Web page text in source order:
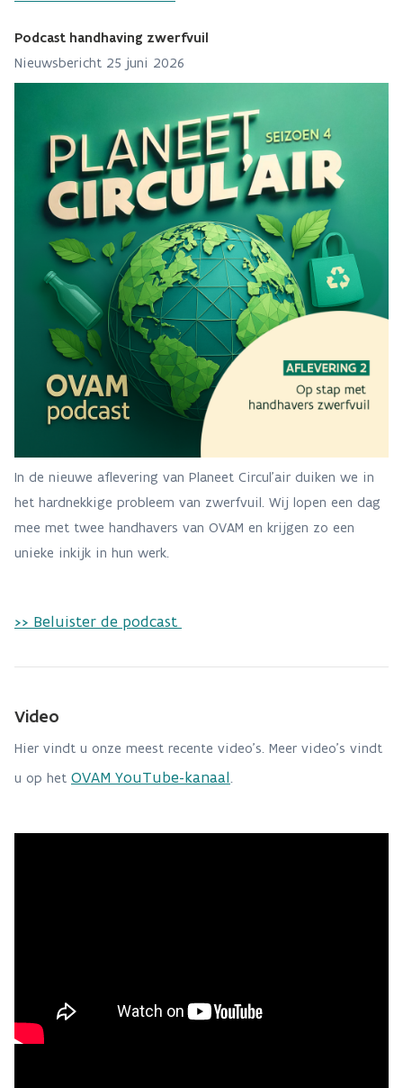
Podcast handhaving zwerfvuil
Nieuwsbericht 25 juni 2026
In de nieuwe aflevering van Planeet Circul’air duiken we in
het hardnekkige probleem van zwerfvuil. Wij lopen een dag
mee met twee handhavers van OVAM en krijgen zo een
unieke inkijk in hun werk.
>> Beluister de podcast
Video
Hier vindt u onze meest recente video's. Meer video's vindt
u op het OVAM YouTube-kanaal.